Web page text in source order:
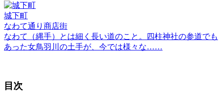
城下町
なわて通り商店街
なわて（縄手）とは細く長い道のこと。四柱神社の参道でも
あった女鳥羽川の土手が、今では様々な……
目次